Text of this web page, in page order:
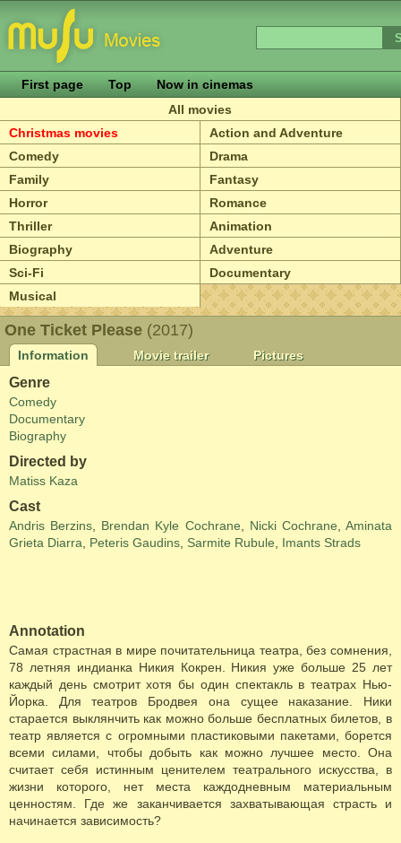
First page Top
Now in cinemas
All movies
Christmas movies
Action and Adventure
Comedy
Drama
Family
Fantasy
Horror
Romance
Thriller
Animation
Biography
Adventure
Sci-Fi
Documentary
Musical
One Ticket Please (2017)
Information Movie trailer Pictures
Genre
Comedy
Documentary
Biography
Directed by
Matiss Kaza
Cast
Andris Berzins Brendan Kyle Cochrane Nicki Cochrane ,Aminata
Grieta Diarra
Peteris Gaudins Sarmite Rubule Imants Strads
Annotation
Самая страстная в мире почитательница театра, без сомнения,
78 летняя индианка Никия Кокрен. Никия уже больше 25 лет
каждый день смотрит хотя бы один спектакль в театрах Нью-
Йорка. Для театров Бродвея она сущее наказание. Ники
старается выклянчить как можно больше бесплатных билетов, в
театр является с огромными пластиковыми пакетами, борется
всеми силами, чтобы добыть как можно лучшее место. Она
считает себя истинным ценителем театрального искусства, в
жизни которого, нет места каждодневным материальным
ценностям. Где же заканчивается захватывающая страсть и
начинается зависимость?